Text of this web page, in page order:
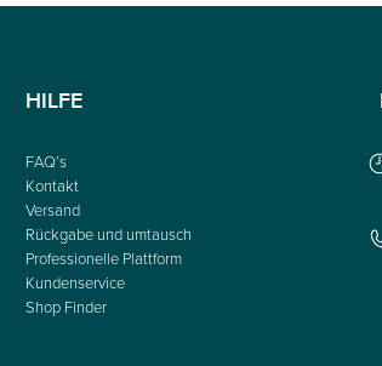
HILFE
FAQ’s
Kontakt
Versand
Rückgabe und umtausch
Professionelle Plattform
Kundenservice
Shop Finder